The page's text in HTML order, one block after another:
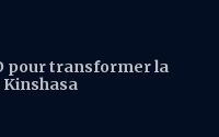
pour transformer la
Kinshasa